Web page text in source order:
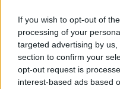
If you wish to opt-out of
processing of your
targeted advertising by
section to confirm your
opt-out request is
interest-based ads based